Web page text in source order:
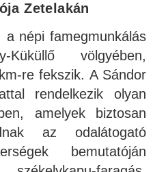
Zetelakán
népi famegmunkálás
völgyében,
re fekszik. A Sándor
rendelkezik olyan
amelyek biztosan
az odalátogató
bemutatóján